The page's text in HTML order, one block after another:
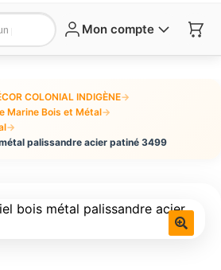
Mon compte
COLONIAL INDIGÈNE→
Marine Bois et Métal→
→
palissandre acier patiné 3499